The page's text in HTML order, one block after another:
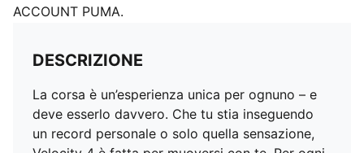
ACCOUNT PUMA.
DESCRIZIONE
La corsa è un’esperienza unica per ognuno – e
deve esserlo davvero. Che tu stia inseguendo
un record personale o solo quella sensazione,